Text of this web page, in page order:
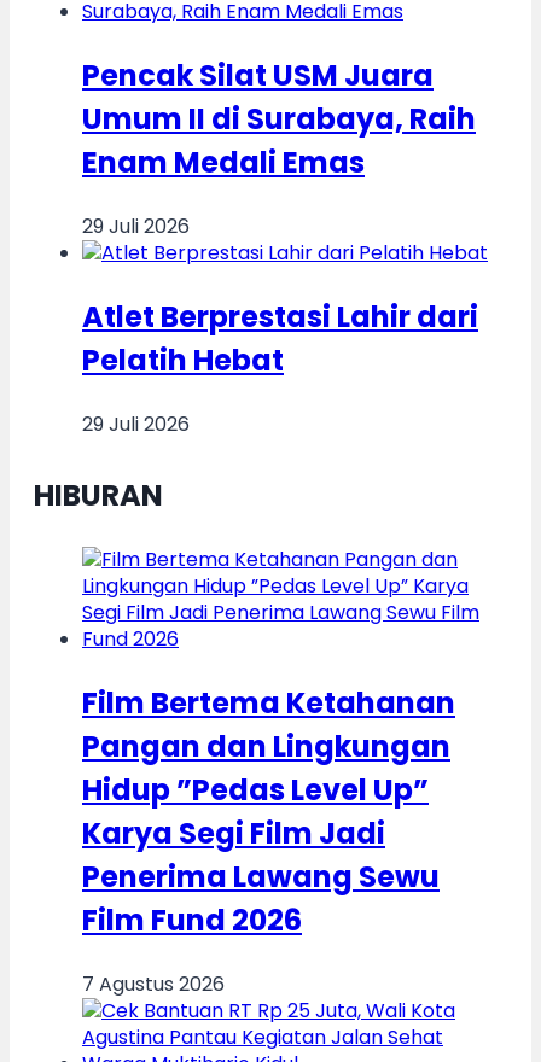
Pencak Silat USM Juara
Umum II di Surabaya, Raih
Enam Medali Emas
29 Juli 2026
Atlet Berprestasi Lahir dari
Pelatih Hebat
29 Juli 2026
HIBURAN
Film Bertema Ketahanan
Pangan dan Lingkungan
Hidup ”Pedas Level Up”
Karya Segi Film Jadi
Penerima Lawang Sewu
Film Fund 2026
7 Agustus 2026